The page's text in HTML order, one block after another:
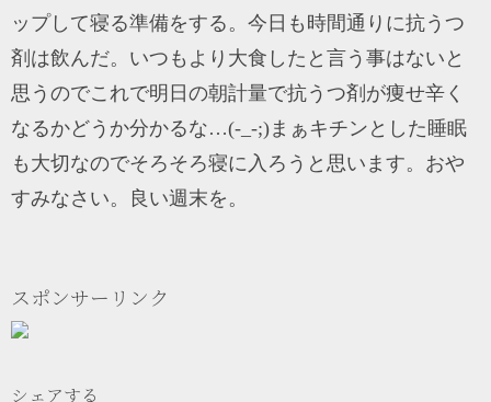
ップして寝る準備をする。今日も時間通りに抗うつ
剤は飲んだ。いつもより大食したと言う事はないと
思うのでこれで明日の朝計量で抗うつ剤が痩せ辛く
なるかどうか分かるな…(-_-;)まぁキチンとした睡眠
も大切なのでそろそろ寝に入ろうと思います。おや
すみなさい。良い週末を。
スポンサーリンク
シェアする